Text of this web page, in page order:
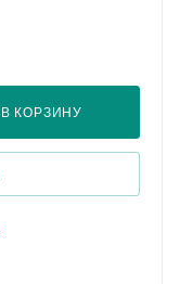
В КОРЗИНУ